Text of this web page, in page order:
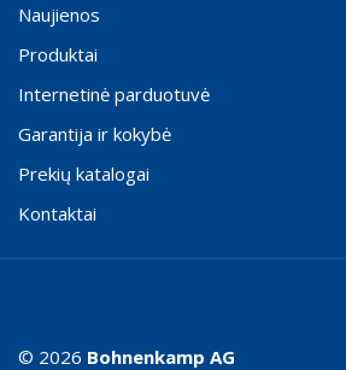
Naujienos
Produktai
Internetinė parduotuvė
Garantija ir kokybė
Prekių katalogai
Kontaktai
© 2026 Bohnenkamp AG